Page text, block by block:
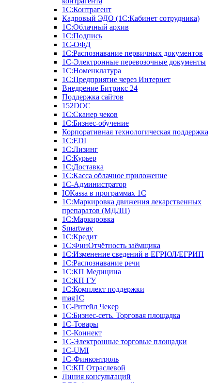
1С:Контрагент
Кадровый ЭДО (1С:Кабинет сотрудника)
1С:Облачный архив
1С:Подпись
1С-ОФД
1С:Распознавание первичных документов
1С-Электронные перевозочные документы
1С:Номенклатура
1С:Предприятие через Интернет
Внедрение Битрикс 24
Поддержка сайтов
152DOC
1С:Сканер чеков
1С:Бизнес-обучение
Корпоративная технологическая поддержка
1С:ЕDI
1С:Лизинг
1С:Курьер
1С:Доставка
1С:Касса облачное приложение
1С-Администратор
ЮКаssа в программах 1С
1С:Маркировка движения лекарственных
препаратов (МДЛП)
1С:Маркировка
Smartway
1С:Кредит
1С:ФинОтчётность заёмщика
1С:Изменение сведений в ЕГРЮЛ/ЕГРИП
1С:Распознавание речи
1С:КП Медицина
1С:КП ГУ
1С:Комплект поддержки
mag1C
1С-Ритейл Чекер
1С:Бизнес-сеть. Торговая площадка
1С-Товары
1С-Коннект
1С-Электронные торговые площадки
1C-UMI
1С-Финконтроль
1С:КП Отраслевой
Линия консультаций